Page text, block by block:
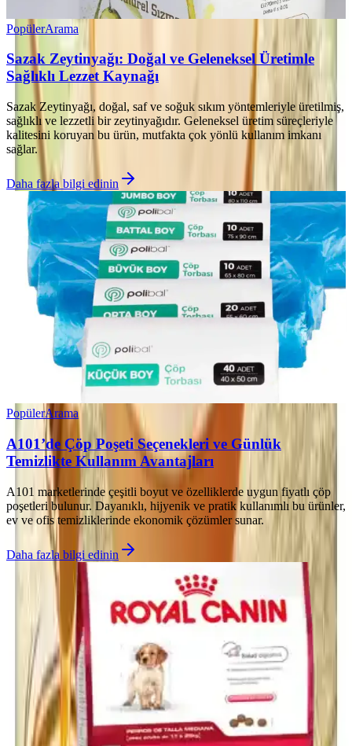
PopülerArama
Sazak Zeytinyağı: Doğal ve Geleneksel Üretimle
Sağlıklı Lezzet Kaynağı
Sazak Zeytinyağı, doğal, saf ve soğuk sıkım yöntemleriyle üretilmiş,
sağlıklı ve lezzetli bir zeytinyağıdır. Geleneksel üretim süreçleriyle
kalitesini koruyan bu ürün, mutfakta çok yönlü kullanım imkanı
sağlar.
Daha fazla bilgi edinin
PopülerArama
A101’de Çöp Poşeti Seçenekleri ve Günlük
Temizlikte Kullanım Avantajları
A101 marketlerinde çeşitli boyut ve özelliklerde uygun fiyatlı çöp
poşetleri bulunur. Dayanıklı, hijyenik ve pratik kullanımlı bu ürünler,
ev ve ofis temizliklerinde ekonomik çözümler sunar.
Daha fazla bilgi edinin